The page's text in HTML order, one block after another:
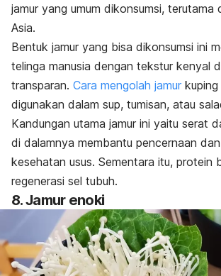
jamur yang umum dikonsumsi, terutama
Asia.
Bentuk jamur yang bisa dikonsumsi ini
telinga manusia dengan tekstur kenyal
transparan. Cara mengolah jamur
digunakan dalam sup, tumisan, atau
Kandungan utama jamur ini yaitu serat
di dalamnya membantu pencernaan
kesehatan usus. Sementara itu, protein
regenerasi sel tubuh.
8. Jamur enoki